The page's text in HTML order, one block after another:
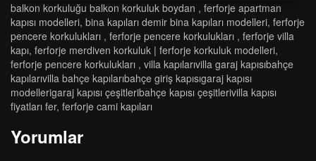
balkon korkuluğu balkon korkuluk boydan , ferforje apartman
kapisi modelleri̇, bi̇na kapilari demi̇r bi̇na kapilari modelleri̇, ferforje
pencere korkulukları , ferforje pencere korkulukları , ferforje villa
kapı, ferforje merdiven korkuluk | ferforje korkuluk modelleri,
ferforje pencere korkulukları , vi̇lla kapilarivi̇lla garaj kapisibahçe
kapilarivi̇lla bahçe kapilaribahçe gi̇ri̇ş kapisigaraj kapisi
modelleri̇garaj kapisi çeşi̇tleri̇bahçe kapisi çeşi̇tleri̇vi̇lla kapisi
fi̇yatlari fer, ferforje cami kapıları
Yorumlar